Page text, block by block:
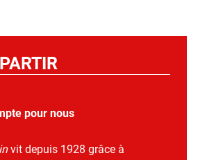
pour nous
vit depuis 1928 grâce à